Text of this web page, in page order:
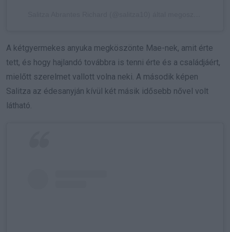
A kétgyermekes anyuka megköszönte Mae-nek, amit érte
tett, és hogy hajlandó továbbra is tenni érte és a családjáért,
mielőtt szerelmet vallott volna neki. A második képen
Salitza az édesanyján kívül két másik idősebb nővel volt
látható.